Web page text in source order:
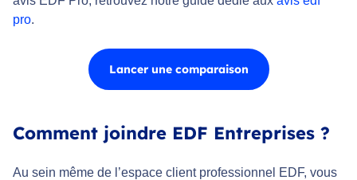
pro.
Lancer une comparaison
Comment joindre EDF Entreprises ?
Au sein même de l’espace client professionnel EDF, vous